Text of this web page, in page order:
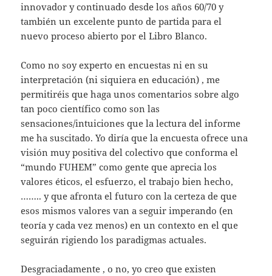
innovador y continuado desde los años 60/70 y
también un excelente punto de partida para el
nuevo proceso abierto por el Libro Blanco.
Como no soy experto en encuestas ni en su
interpretación (ni siquiera en educación) , me
permitiréis que haga unos comentarios sobre algo
tan poco científico como son las
sensaciones/intuiciones que la lectura del informe
me ha suscitado. Yo diría que la encuesta ofrece una
visión muy positiva del colectivo que conforma el
“mundo FUHEM” como gente que aprecia los
valores éticos, el esfuerzo, el trabajo bien hecho,
…….. y que afronta el futuro con la certeza de que
esos mismos valores van a seguir imperando (en
teoría y cada vez menos) en un contexto en el que
seguirán rigiendo los paradigmas actuales.
Desgraciadamente , o no, yo creo que existen